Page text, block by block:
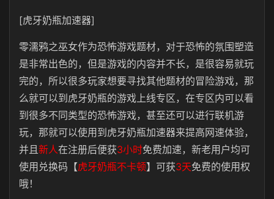
[虎牙奶瓶加速器]
零濡鸦之巫女作为恐怖游戏题材，对于恐怖的氛围塑造
是非常出色的，但是游戏的内容并不长，是很容易就玩
完的，所以很多玩家想要寻找其他题材的冒险游戏，那
么就可以到虎牙奶瓶的游戏上线专区，在专区内可以看
到很多不同类型的恐怖游戏，甚至还可以进行联机游
玩，那就可以使用到虎牙奶瓶加速器来提高网速体验，
并且新人在注册后便获3小时免费加速，新老用户均可
使用兑换码【虎牙奶瓶不卡顿】可获3天免费的使用权
哦！